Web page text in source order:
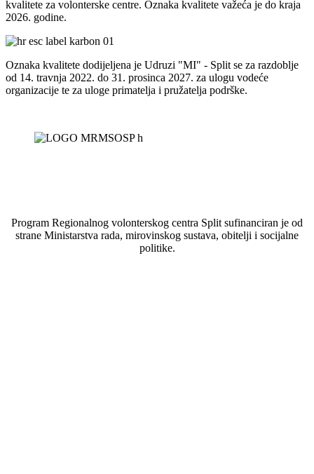
kvalitete za volonterske centre. Oznaka kvalitete važeća je do kraja
2026. godine.
Oznaka kvalitete dodijeljena je Udruzi "MI" - Split se za razdoblje
od 14. travnja 2022. do 31. prosinca 2027. za ulogu vodeće
organizacije te za uloge primatelja i pružatelja podrške.
Program Regionalnog volonterskog centra Split sufinanciran je od
strane Ministarstva rada, mirovinskog sustava, obitelji i socijalne
politike.